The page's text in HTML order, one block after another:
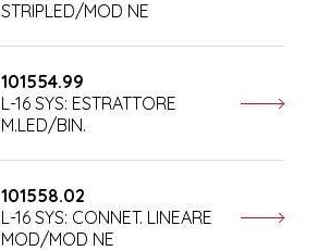
STRIPLED/MOD NE
101554.99
L-16 SYS: ESTRATTORE
M.LED/BIN.
101558.02
L-16 SYS: CONNET. LINEARE
MOD/MOD NE